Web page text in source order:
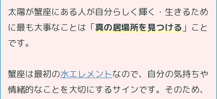
太陽が蟹座にある人が自分らしく輝く・生きるため
に最も大事なことは「真の居場所を見つける 」こと
です。
蟹座は最初の水エレメントなので、自分の気持ちや
情緒的なことを大切にするサインです。そのため、